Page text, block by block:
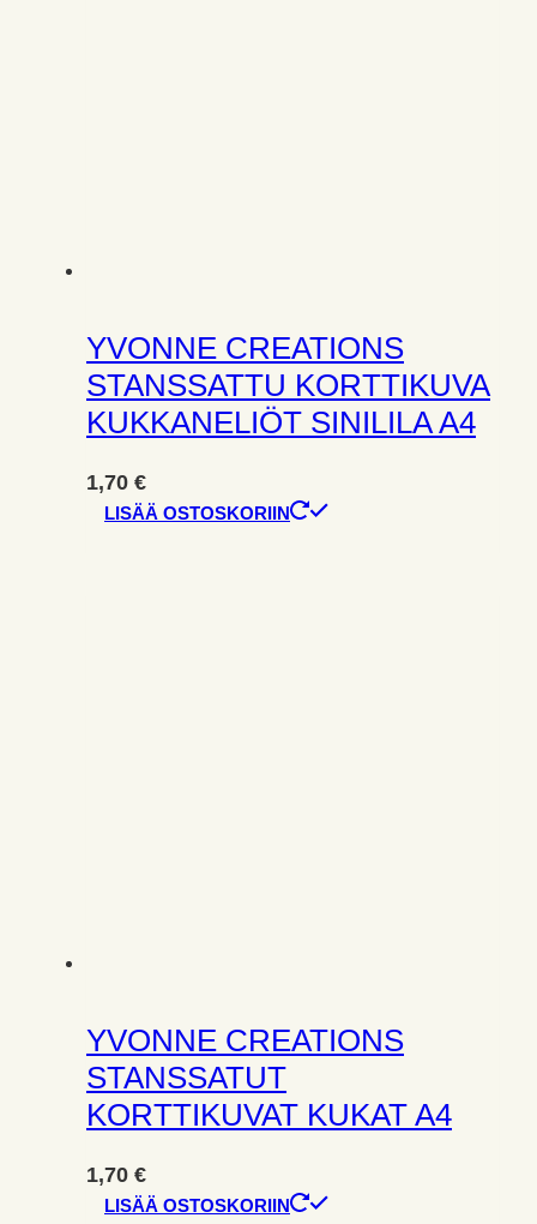
YVONNE CREATIONS
STANSSATTU KORTTIKUVA
KUKKANELIÖT SINILILA A4
1,70 €
LISÄÄ OSTOSKORIIN
YVONNE CREATIONS
STANSSATUT
KORTTIKUVAT KUKAT A4
1,70 €
LISÄÄ OSTOSKORIIN